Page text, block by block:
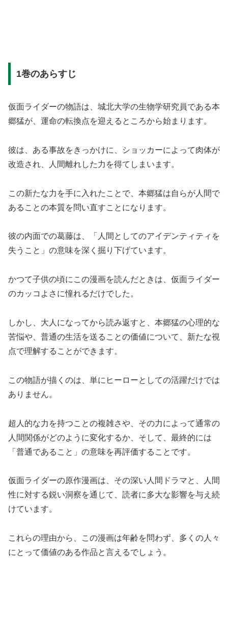
1巻のあらすじ
仮面ライダーの物語は、城北大学の生物学研究員である本
郷猛が、運命の転換点を迎えるところから始まります。
彼は、ある事故をきっかけに、ショッカーによって肉体が
改造され、人間離れした力を得てしまいます。
この新たな力を手に入れたことで、本郷猛は自らが人間で
あることの本質を問い直すことになります。
彼の内面での葛藤は、「人間としてのアイデンティティを
失うこと」の意味を深く掘り下げています。
かつて子供の頃にこの漫画を読んだときは、仮面ライダー
のカッコよさに憧れるだけでした。
しかし、大人になってから読み返すと、本郷猛の心理的な
苦悩や、普通の生活を送ることの価値について、新たな視
点で理解することができます。
この物語が描くのは、単にヒーローとしての活躍だけでは
ありません。
超人的な力を持つことの複雑さや、その力によって通常の
人間関係がどのように変化するか、そして、最終的には
「普通であること」の意味を再評価することです。
仮面ライダーの原作漫画は、その深い人間ドラマと、人間
性に対する鋭い洞察を通じて、読者に多大な影響を与え続
けています。
これらの理由から、この漫画は年齢を問わず、多くの人々
にとって価値のある作品と言えるでしょう。